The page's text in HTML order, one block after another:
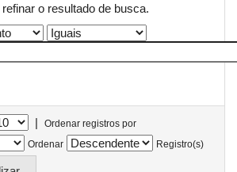
o resultado de busca.
|
Ordenar registros por
Ordenar
Registro(s)